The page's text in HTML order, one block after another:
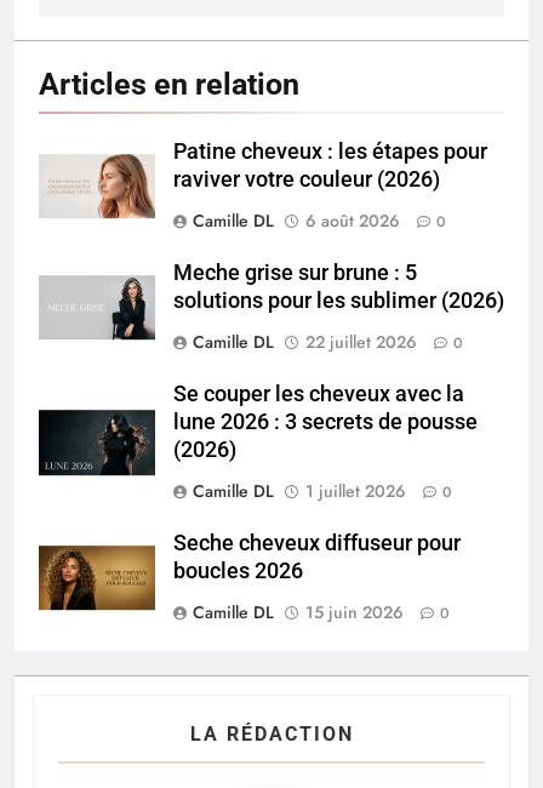
Articles en relation
Patine cheveux : les étapes pour
raviver votre couleur (2026)
Camille DL
6 août 2026 0
Meche grise sur brune : 5
solutions pour les sublimer (2026)
Camille DL
22 juillet 2026 0
Se couper les cheveux avec la
lune 2026 : 3 secrets de pousse
(2026)
Camille DL
1 juillet 2026 0
Seche cheveux diffuseur pour
boucles 2026
Camille DL
15 juin 2026 0
LA RÉDACTION